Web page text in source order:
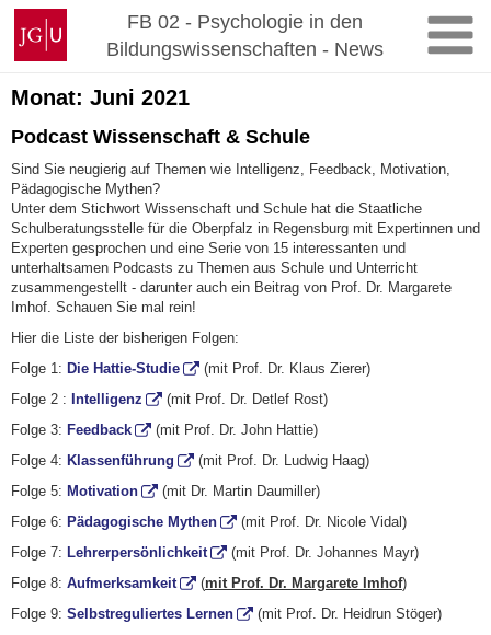
Zum
Inhalt
springen
Johannes
Gutenberg-
Universität
Mainz
FB 02 - Psychologie in den
Bildungswissenschaften - News
Monat: Juni 2021
Podcast Wissenschaft & Schule
Sind Sie neugierig auf Themen wie Intelligenz, Feedback, Motivation,
Pädagogische Mythen?
Unter dem Stichwort Wissenschaft und Schule hat die Staatliche
Schulberatungsstelle für die Oberpfalz in Regensburg mit Expertinnen und
Experten gesprochen und eine Serie von 15 interessanten und
unterhaltsamen Podcasts zu Themen aus Schule und Unterricht
zusammengestellt - darunter auch ein Beitrag von Prof. Dr. Margarete
Imhof. Schauen Sie mal rein!
Hier die Liste der bisherigen Folgen:
Folge 1: Die Hattie-Studie
(mit Prof. Dr. Klaus Zierer)
Folge 2 : Intelligenz
(mit Prof. Dr. Detlef Rost)
Folge 3: Feedback
(mit Prof. Dr. John Hattie)
Folge 4: Klassenführung
(mit Prof. Dr. Ludwig Haag)
Folge 5: Motivation
(mit Dr. Martin Daumiller)
Folge 6: Pädagogische Mythen
(mit Prof. Dr. Nicole Vidal)
Folge 7: Lehrerpersönlichkeit
(mit Prof. Dr. Johannes Mayr)
Folge 8: Aufmerksamkeit (mit Prof. Dr. Margarete Imhof)
Folge 9: Selbstreguliertes Lernen
(mit Prof. Dr. Heidrun Stöger)